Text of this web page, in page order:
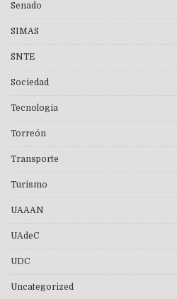
Senado
SIMAS
SNTE
Sociedad
Tecnología
Torreón
Transporte
Turismo
UAAAN
UAdeC
UDC
Uncategorized